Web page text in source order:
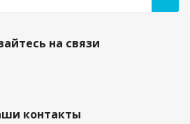
на связи
контакты